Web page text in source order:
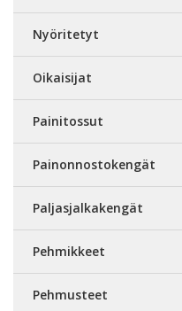
Nyöritetyt
Oikaisijat
Painitossut
Painonnostokengät
Paljasjalkakengät
Pehmikkeet
Pehmusteet